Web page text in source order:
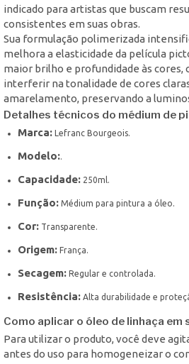
indicado para artistas que buscam
consistentes em suas obras.
Sua formulação polimerizada
melhora a elasticidade da película
maior brilho e profundidade às cores,
interferir na tonalidade de cores
amarelamento, preservando a
Detalhes técnicos do médium de
Marca: Lefranc Bourgeois.
Modelo:.
Capacidade: 250ml.
Função: Médium para pintura a óleo.
Cor: Transparente.
Origem: França.
Secagem: Regular e controlada.
Resistência: Alta durabilidade e
Como aplicar o óleo de linhaça em
Para utilizar o produto, você deve
antes do uso para homogeneizar o